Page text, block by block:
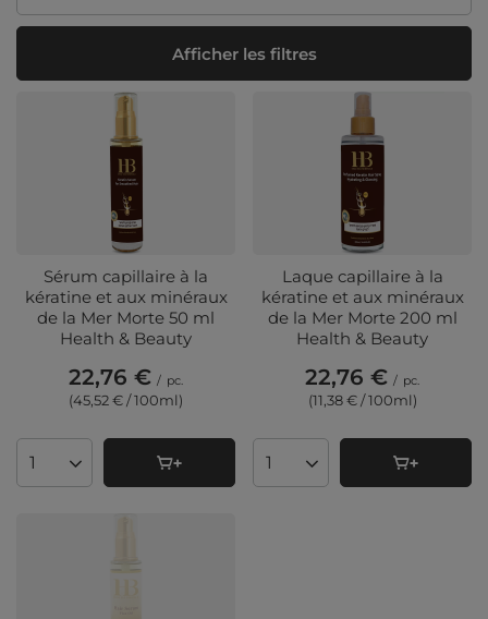
Afficher les filtres
Sérum capillaire à la
kératine et aux minéraux
de la Mer Morte 50 ml
Health & Beauty
22,76 € / pc.
(45,52 € / 100ml)
Quantité de produits
Laque capillaire à la
kératine et aux minéraux
de la Mer Morte 200 ml
Health & Beauty
22,76 € / pc.
(11,38 € / 100ml)
Quantité de produits